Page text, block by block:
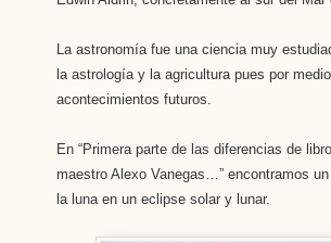
La astronomía fue una ciencia muy
la astrología y la agricultura pues por
acontecimientos futuros.
En “Primera parte de las diferencias de
maestro Alexo Vanegas…” encontramos
la luna en un eclipse solar y lunar.